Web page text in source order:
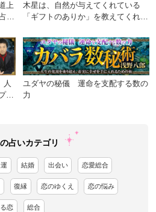
上
う
木星は、自然が与えてくれている
「ギフトのありか」を教えてくれる
人
か
ユダヤの秘儀 運命を支配する数の
力
占いカテゴリ
結婚 出会い 恋愛総合
復縁 恋のゆくえ 恋の悩み
恋 総合